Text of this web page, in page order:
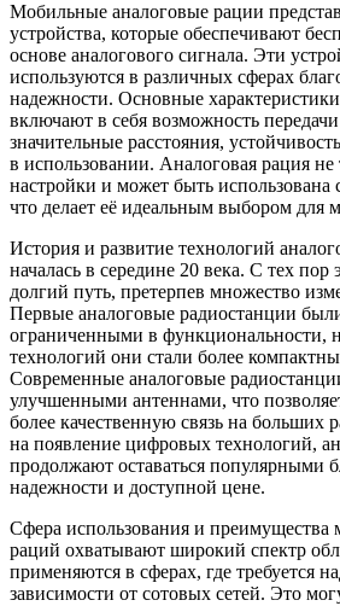
Мобильные аналоговые рации
устройства, которые обеспечивают
основе аналогового сигнала. Эти
используются в различных сферах
надежности. Основные
включают в себя возможность
значительные расстояния,
в использовании. Аналоговая рация не
настройки и может быть использована
что делает её идеальным выбором для
История и развитие технологий
началась в середине 20 века. С тех
долгий путь, претерпев множество
Первые аналоговые радиостанции
ограниченными в функциональности,
технологий они стали более
Современные аналоговые
улучшенными антеннами, что
более качественную связь на больших
на появление цифровых технологий,
продолжают оставаться популярными
надежности и доступной цене.
Сфера использования и преимущества
раций охватывают широкий спектр
применяются в сферах, где требуется
зависимости от сотовых сетей. Это